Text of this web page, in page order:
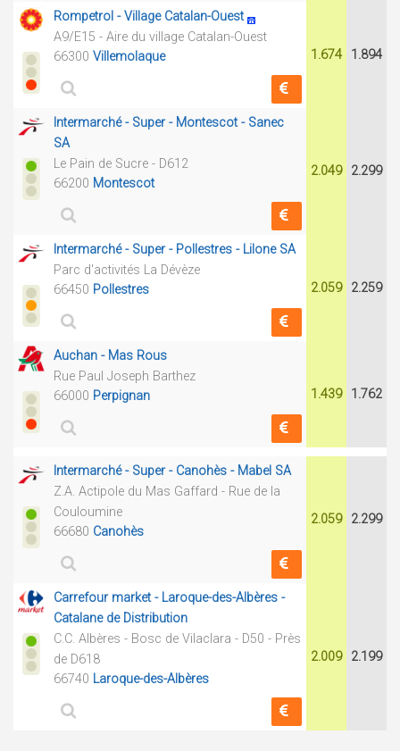
Rompetrol - Village Catalan-Ouest
A9/E15 - Aire du village Catalan-Ouest
66300 Villemolaque 1.674 1.894
Intermarché - Super - Montescot - Sanec
SA
Le Pain de Sucre - D612
66200 Montescot
2.049 2.299
Intermarché - Super - Pollestres - Lilone SA
Parc d'activités La Dévèze
66450 Pollestres 2.059 2.259
Auchan - Mas Rous
Rue Paul Joseph Barthez
66000 Perpignan 1.439 1.762
Intermarché - Super - Canohès - Mabel SA
Z.A. Actipole du Mas Gaffard - Rue de la
Couloumine
66680 Canohès
2.059 2.299
Carrefour market - Laroque-des-Albères -
Catalane de Distribution
C.C. Albères - Bosc de Vilaclara - D50 - Près
de D618
66740 Laroque-des-Albères
2.009 2.199